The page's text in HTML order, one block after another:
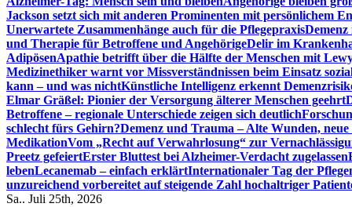
Jackson setzt sich mit anderen Prominenten mit persönlichem
Unerwartete Zusammenhänge auch für die Pflegepraxis
und Therapie für Betroffene und AngehörigeDelir im
AdipösenApathie betrifft über die Hälfte der Menschen mit
Medizinethiker warnt vor Missverständnissen beim Einsatz
kann – und was nichtKünstliche Intelligenz erkennt
Elmar Gräßel: Pionier der Versorgung älterer Menschen geehrt
Betroffene – regionale Unterschiede zeigen sich deutlich
schlecht fürs Gehirn?Demenz und Trauma – Alte Wunden,
MedikationVom „Recht auf Verwahrlosung“ zur
Preetz gefeiertErster Bluttest bei Alzheimer-Verdacht zugelassen
lebenLecanemab – einfach erklärtInternationaler Tag der
unzureichend vorbereitet auf steigende Zahl hochaltriger
Sa.. Juli 25th, 2026